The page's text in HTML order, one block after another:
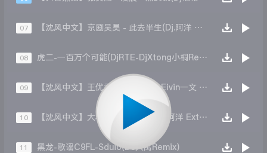
07 【沈风中文】京剧吴昊 - 此去半生(Dj.阿洋 Extended Mix)
08 虎二-一百万个可能(DjRTE-DjXtong小桐Remix)
09 【沈风中文】王优秀 - 想某人(DJ.Eivin一文 Official Mix)
10 【沈风中文】大壮 - 这一杯入喉(Dj.阿洋 Extended Mix)
11 黑龙-歌谣C9FL-Sduio(DJ大禹Remix)